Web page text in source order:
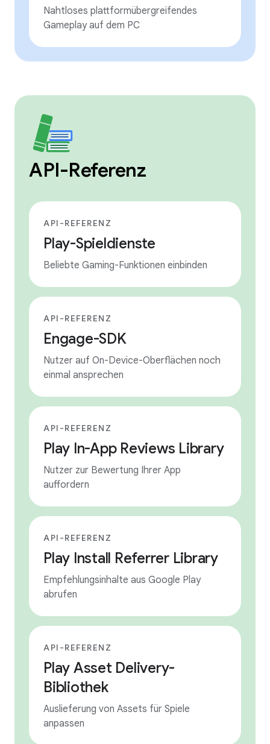
Nahtloses plattformübergreifendes
Gameplay auf dem PC
API-Referenz
API-REFERENZ
Play-Spieldienste
Beliebte Gaming-Funktionen einbinden
API-REFERENZ
Engage-SDK
Nutzer auf On-Device-Oberflächen noch
einmal ansprechen
API-REFERENZ
Play In-App Reviews Library
Nutzer zur Bewertung Ihrer App
auffordern
API-REFERENZ
Play Install Referrer Library
Empfehlungsinhalte aus Google Play
abrufen
API-REFERENZ
Play Asset Delivery-
Bibliothek
Auslieferung von Assets für Spiele
anpassen